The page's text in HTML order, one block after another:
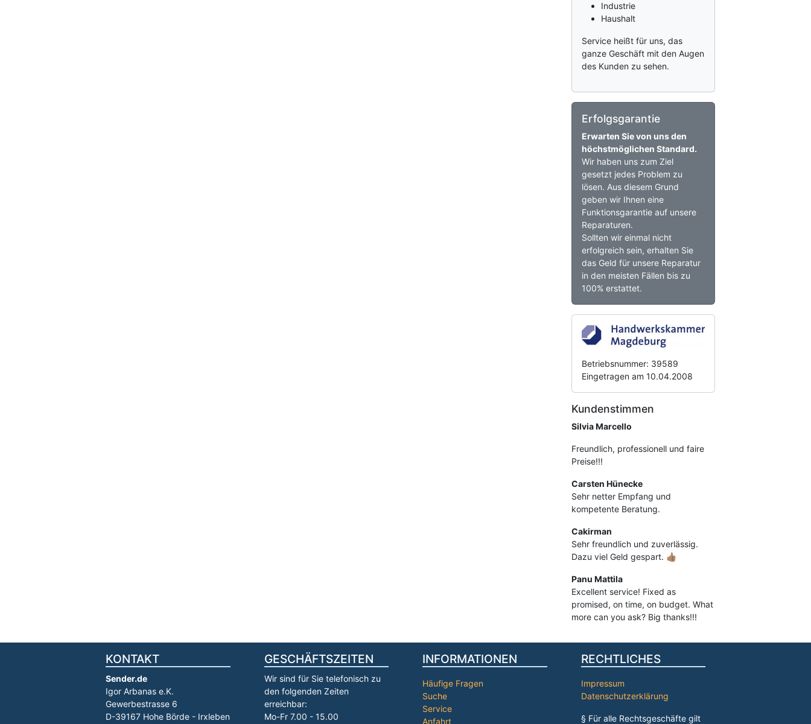
Industrie
Haushalt
Service heißt für uns, das
ganze Geschäft mit den Augen
des Kunden zu sehen.
Erfolgsgarantie
Erwarten Sie von uns den
höchstmöglichen Standard.
Wir haben uns zum Ziel
gesetzt jedes Problem zu
lösen. Aus diesem Grund
geben wir Ihnen eine
Funktionsgarantie auf unsere
Reparaturen.
Sollten wir einmal nicht
erfolgreich sein, erhalten Sie
das Geld für unsere Reparatur
in den meisten Fällen bis zu
100% erstattet.
Betriebsnummer: 39589
Eingetragen am 10.04.2008
Kundenstimmen
Silvia Marcello
Freundlich, professionell und faire
Preise!!!
Carsten Hünecke
Sehr netter Empfang und
kompetente Beratung.
Cakirman
Sehr freundlich und zuverlässig.
Dazu viel Geld gespart. 👍🏽
Panu Mattila
Excellent service! Fixed as
promised, on time, on budget. What
more can you ask? Big thanks!!!
KONTAKT
Sender.de
Igor Arbanas e.K.
Gewerbestrasse 6
D-39167 Hohe Börde - Irxleben
GESCHÄFTSZEITEN
Wir sind für Sie telefonisch zu
den folgenden Zeiten
erreichbar:
Mo-Fr 7.00 - 15.00
INFORMATIONEN
Häufige Fragen
Suche
Service
Anfahrt
RECHTLICHES
Impressum
Datenschutzerklärung
§ Für alle Rechtsgeschäfte gilt